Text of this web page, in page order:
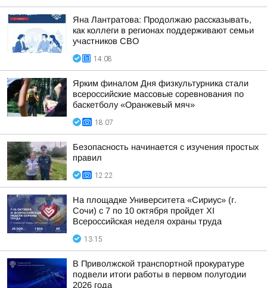
Яна Лантратова: Продолжаю рассказывать,
как коллеги в регионах поддерживают семьи
участников СВО
14:08
Ярким финалом Дня физкультурника стали
всероссийские массовые соревнования по
баскетболу «Оранжевый мяч»
18:07
Безопасность начинается с изучения простых
правил
12:22
На площадке Университета «Сириус» (г.
Сочи) с 7 по 10 октября пройдет XI
Всероссийская неделя охраны труда
13:15
В Приволжской транспортной прокуратуре
подвели итоги работы в первом полугодии
2026 года